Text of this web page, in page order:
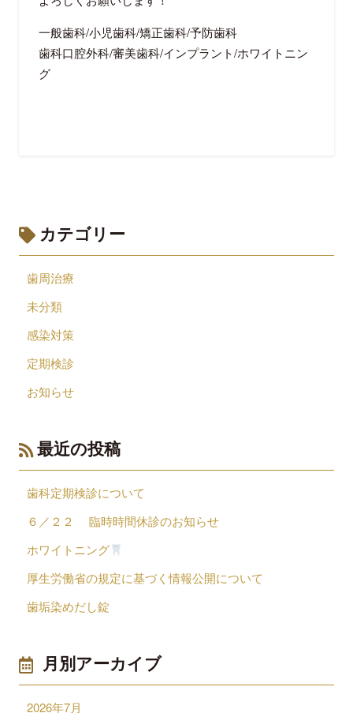
一般歯科/小児歯科/矯正歯科/予防歯科
歯科口腔外科/審美歯科/インプラント/ホワイトニン
グ
カテゴリー
歯周治療
未分類
感染対策
定期検診
お知らせ
最近の投稿
歯科定期検診について
６／２２ 臨時時間休診のお知らせ
ホワイトニング
厚生労働省の規定に基づく情報公開について
歯垢染めだし錠
月別アーカイブ
2026年7月